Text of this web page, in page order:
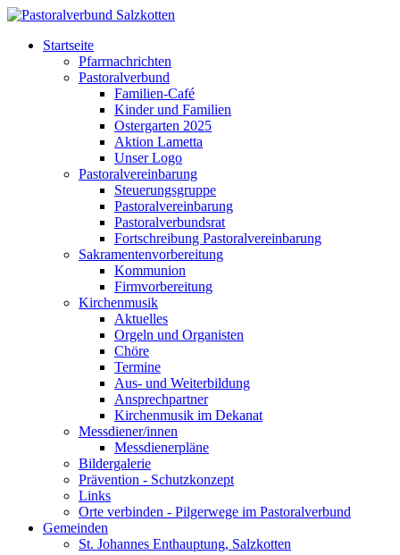
Startseite
Pfarrnachrichten
Pastoralverbund
Familien-Café
Kinder und Familien
Ostergarten 2025
Aktion Lametta
Unser Logo
Pastoralvereinbarung
Steuerungsgruppe
Pastoralvereinbarung
Pastoralverbundsrat
Fortschreibung Pastoralvereinbarung
Sakramentenvorbereitung
Kommunion
Firmvorbereitung
Kirchenmusik
Aktuelles
Orgeln und Organisten
Chöre
Termine
Aus- und Weiterbildung
Ansprechpartner
Kirchenmusik im Dekanat
Messdiener/innen
Messdienerpläne
Bildergalerie
Prävention - Schutzkonzept
Links
Orte verbinden - Pilgerwege im Pastoralverbund
Gemeinden
St. Johannes Enthauptung, Salzkotten